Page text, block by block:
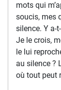
mots qui
soucis, mes
silence. Y a-
Je le crois,
le lui
au silence ?
où tout peut